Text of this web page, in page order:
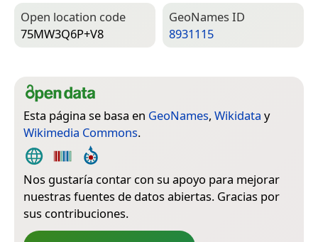
Open location code
75MW3Q6P+V8
Geo­Names ID
8931115
Esta página se basa en GeoNames, Wikidata y
Wikimedia Commons.
Nos gustaría contar con su apoyo para mejorar
nuestras fuentes de datos abiertas. Gracias por
sus contribuciones.